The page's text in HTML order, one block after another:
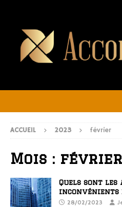
ACCUEIL 2023 février
Mois : février
Quels sont les
inconvénients
28/02/2023